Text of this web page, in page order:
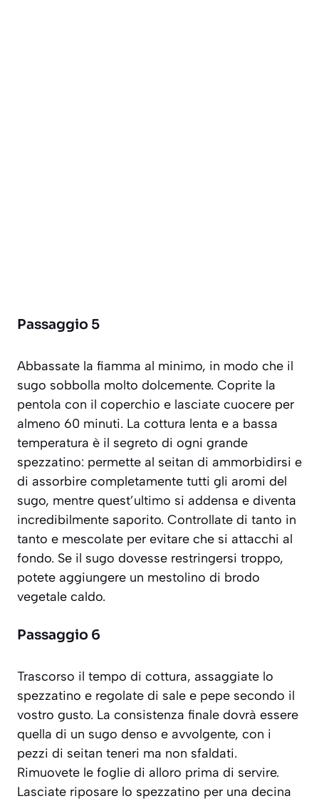
Passaggio 5
Abbassate la fiamma al minimo, in modo che il
sugo sobbolla molto dolcemente. Coprite la
pentola con il coperchio e lasciate cuocere per
almeno 60 minuti. La cottura lenta e a bassa
temperatura è il segreto di ogni grande
spezzatino: permette al seitan di ammorbidirsi e
di assorbire completamente tutti gli aromi del
sugo, mentre quest’ultimo si addensa e diventa
incredibilmente saporito. Controllate di tanto in
tanto e mescolate per evitare che si attacchi al
fondo. Se il sugo dovesse restringersi troppo,
potete aggiungere un mestolino di brodo
vegetale caldo.
Passaggio 6
Trascorso il tempo di cottura, assaggiate lo
spezzatino e regolate di sale e pepe secondo il
vostro gusto. La consistenza finale dovrà essere
quella di un sugo denso e avvolgente, con i
pezzi di seitan teneri ma non sfaldati.
Rimuovete le foglie di alloro prima di servire.
Lasciate riposare lo spezzatino per una decina